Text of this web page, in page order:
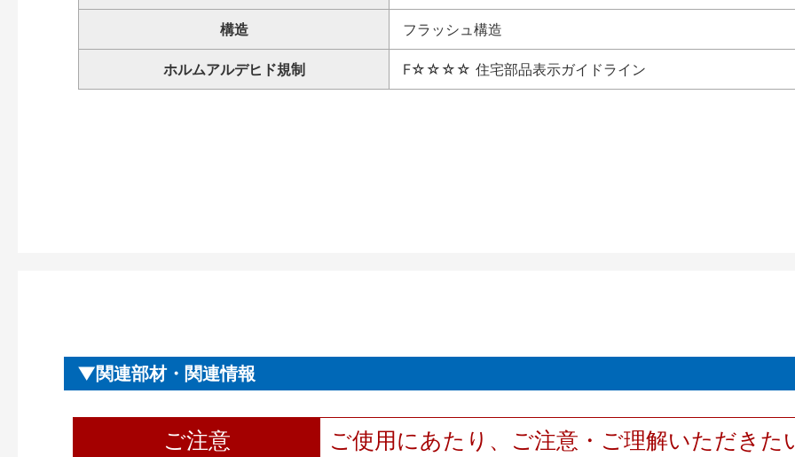
構造 フラッシュ構造
ホルムアルデヒド規制 F☆☆☆☆ 住宅部品表示ガイドライン
関連部材・関連情報
ご注意 ご使用にあたり、ご注意・ご理解いただきた